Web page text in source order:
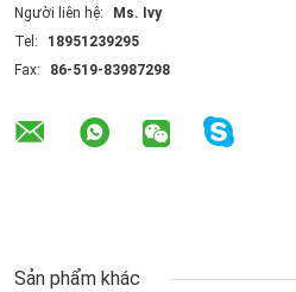
Người liên hệ:
Ms. Ivy
Tel:
18951239295
Fax:
86-519-83987298
Sản phẩm khác